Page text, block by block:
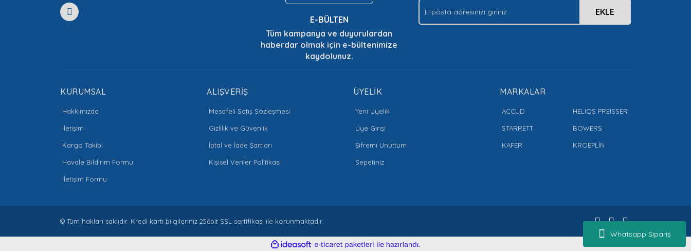
Whatsapp Sipariş
E-BÜLTEN
Tüm kampanya ve duyurulardan
haberdar olmak için e-bültenimize
kaydolunuz.
EKLE
KURUMSAL
Hakkımızda
İletişim
Kargo Takibi
Havale Bildirim Formu
İletişim Formu
ALIŞVERİŞ
Mesafeli Satış Sözleşmesi
Gizlilik ve Güvenlik
İptal ve İade Şartları
Kişisel Veriler Politikası
ÜYELİK
Yeni Üyelik
Üye Girişi
Şifremi Unuttum
Sepetiniz
MARKALAR
ACCUD
STARRETT
KAFER
HELIOS PREISSER
BOWERS
KROEPLİN
© Tüm hakları saklıdır. Kredi kartı bilgileriniz 256bit SSL sertifikası ile korunmaktadır.
ideasoft
e-